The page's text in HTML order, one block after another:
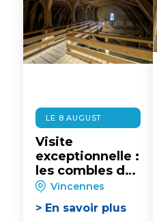
LE 8 AUGUST
Visite
exceptionnelle :
les combles de
la Sainte-
Chapelle du
Château de
Vincennes
> En savoir plus